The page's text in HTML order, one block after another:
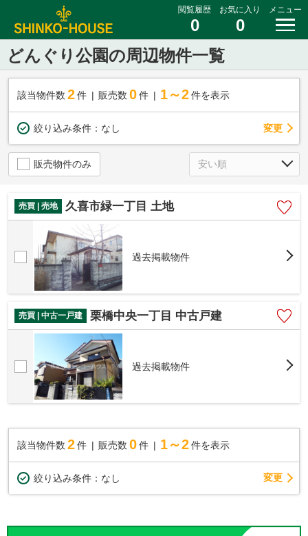
閲覧履歴
0
お気に入り
0
メニュー
どんぐり公園の周辺物件一覧
該当物件数 2件 販売数 0 件 1～2 件を表示
絞り込み条件： なし 変更
販売物件のみ
売買 | 売地 久喜市緑一丁目 土地
過去掲載物件
売買 | 中古一戸建 栗橋中央一丁目 中古戸建
過去掲載物件
該当物件数 2件 販売数 0 件 1～2 件を表示
絞り込み条件： なし 変更